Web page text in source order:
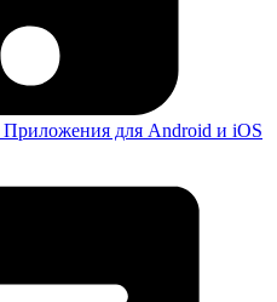
Приложения для Android и iOS